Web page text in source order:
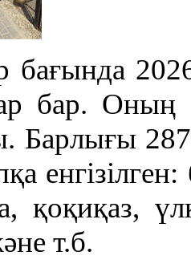
бағында
бар. Оның
Барлығы
қоқиқаз,
т.б.